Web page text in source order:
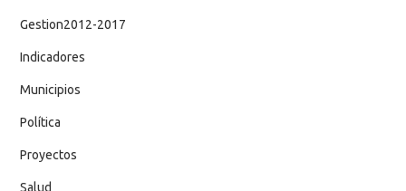
Gestion2012-2017
Indicadores
Municipios
Política
Proyectos
Salud